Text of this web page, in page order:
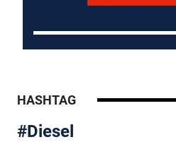
HASHTAG
#Diesel